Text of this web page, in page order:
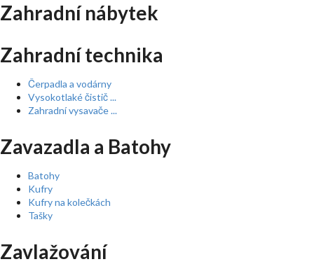
Zahradní nábytek
Zahradní technika
Čerpadla a vodárny
Vysokotlaké čistič ...
Zahradní vysavače ...
Zavazadla a Batohy
Batohy
Kufry
Kufry na kolečkách
Tašky
Zavlažování